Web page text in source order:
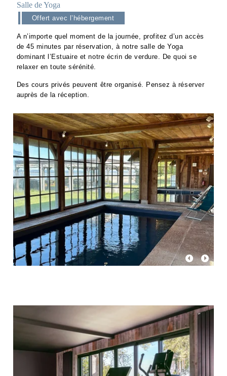
Salle de Yoga
Offert avec l’hébergement
A n’importe quel moment de la journée, profitez d’un accès
de 45 minutes par réservation, à notre salle de Yoga
dominant l’Estuaire et notre écrin de verdure. De quoi se
relaxer en toute sérénité.
Des cours privés peuvent être organisé. Pensez à réserver
auprès de la réception.